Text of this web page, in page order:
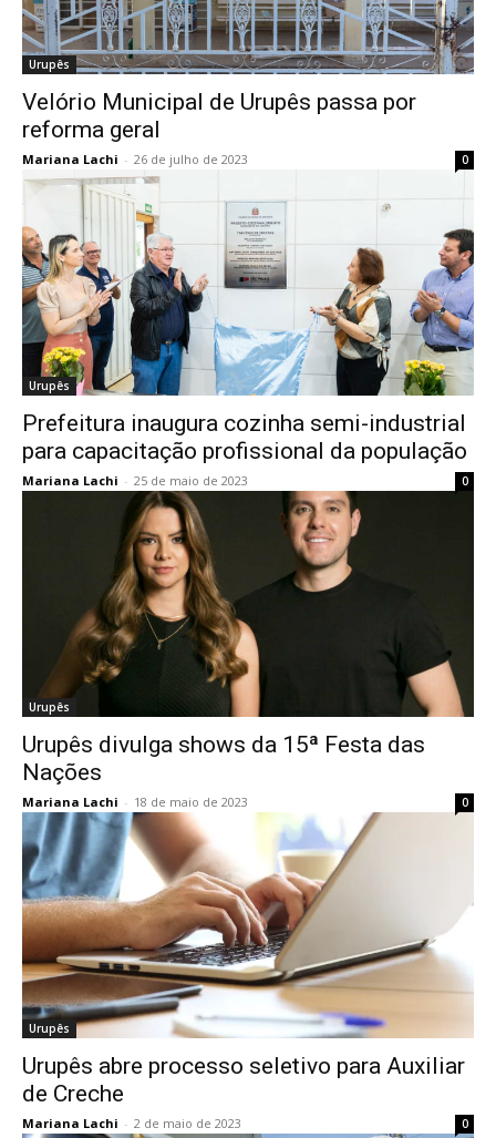
Urupês
Velório Municipal de Urupês passa por
reforma geral
Mariana Lachi - 26 de julho de 2023 0
Urupês
Prefeitura inaugura cozinha semi-industrial
para capacitação profissional da população
Mariana Lachi - 25 de maio de 2023 0
Urupês
Urupês divulga shows da 15ª Festa das
Nações
Mariana Lachi - 18 de maio de 2023 0
Urupês
Urupês abre processo seletivo para Auxiliar
de Creche
Mariana Lachi - 2 de maio de 2023 0